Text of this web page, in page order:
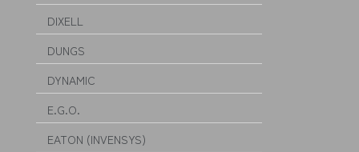
DIXELL
DUNGS
DYNAMIC
E.G.O.
EATON (INVENSYS)